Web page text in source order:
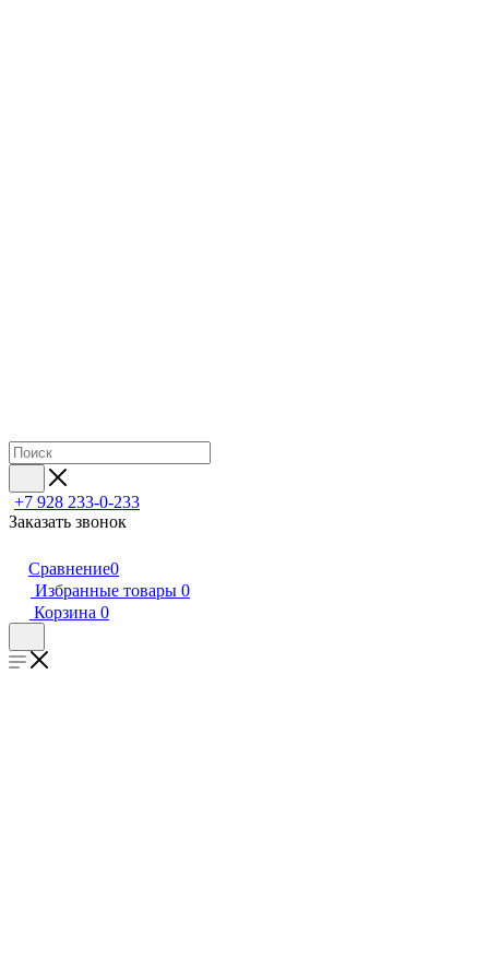
+7 928 233-0-233
Заказать звонок
Сравнение0
Избранные товары 0
Корзина 0